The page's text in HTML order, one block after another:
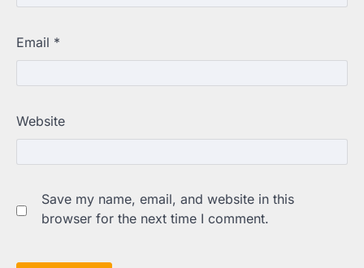
Email *
Website
Save my name, email, and website in this
browser for the next time I comment.